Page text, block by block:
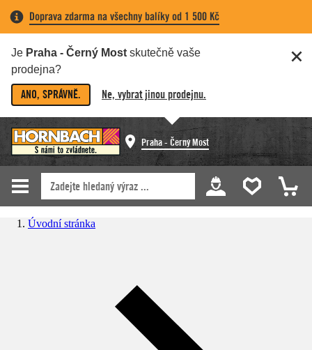
Doprava zdarma na všechny balíky od 1 500 Kč
Je Praha - Černý Most skutečně vaše
prodejna?
ANO, SPRÁVNĚ. Ne, vybrat jinou prodejnu.
Praha - Černý Most
Úvodní stránka